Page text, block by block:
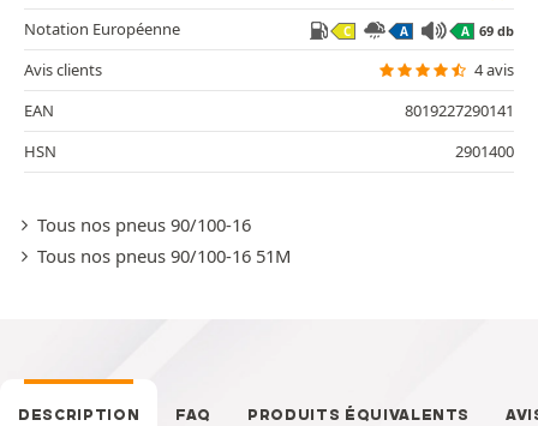
Notation Européenne
C A A 69 db
Avis clients
4 avis
EAN
8019227290141
HSN
2901400
Tous nos pneus 90/100-16
Tous nos pneus 90/100-16 51M
DESCRIPTION FAQ PRODUITS ÉQUIVALENTS